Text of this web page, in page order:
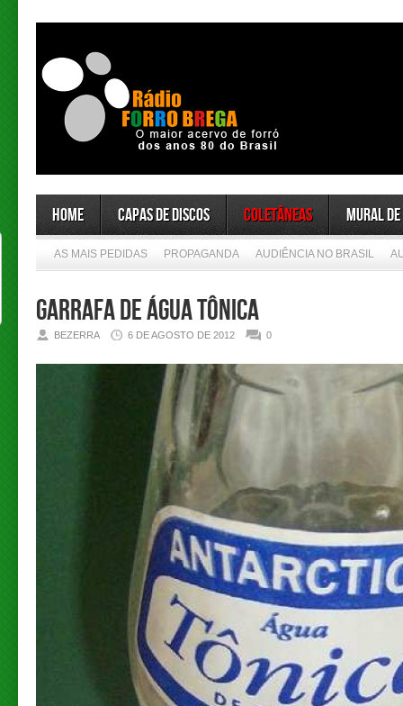
Home Capas de Discos Coletâneas Mural de
AS MAIS PEDIDAS PROPAGANDA AUDIÊNCIA NO BRASIL
GARRAFA DE ÁGUA TÔNICA
BEZERRA 6 DE AGOSTO DE 2012 0